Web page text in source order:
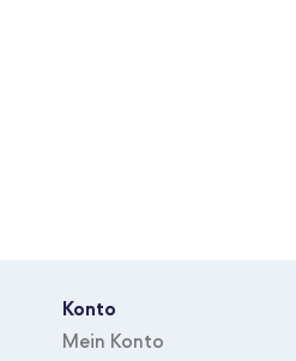
Hüllenart
Konto
Mein Konto